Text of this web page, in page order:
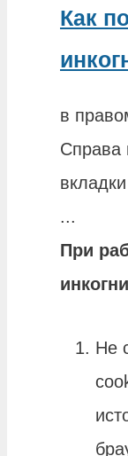
Как
в
Справа
...
При
Не